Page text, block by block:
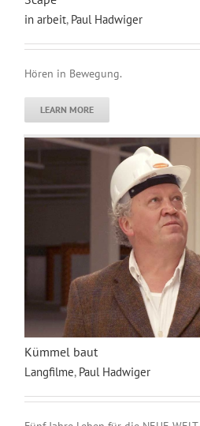
in arbeit, Paul Hadwiger
Hören in Bewegung.
LEARN MORE
Kümmel baut
Langfilme, Paul Hadwiger